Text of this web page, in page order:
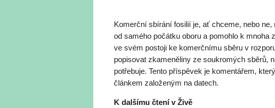
Komerční sbírání fosilií je, ať chceme, nebo
od samého počátku oboru a pomohlo k mnoha
ve svém postoji ke komerčnímu sběru v
popisovat zkameněliny ze soukromých sběrů,
potřebuje. Tento příspěvek je komentářem,
článkem založeným na datech.
K dalšímu čtení v Živě